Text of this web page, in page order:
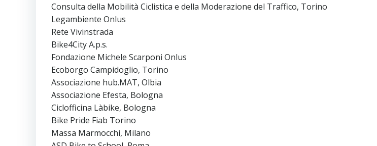
Consulta della Mobilità Ciclistica e della Moderazione del Traffico, Torino
Legambiente Onlus
Rete Vivinstrada
Bike4City A.p.s.
Fondazione Michele Scarponi Onlus
Ecoborgo Campidoglio, Torino
Associazione hub.MAT, Olbia
Associazione Efesta, Bologna
Ciclofficina Làbike, Bologna
Bike Pride Fiab Torino
Massa Marmocchi, Milano